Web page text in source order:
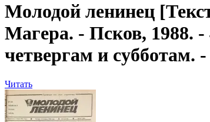
Молодой ленинец
Магера. - Псков, 1988.
четвергам и субботам.
Читать